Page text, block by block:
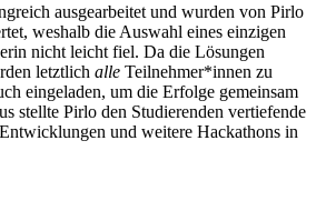
ausgearbeitet und wurden von Pirlo
weshalb die Auswahl eines einzigen
nicht leicht fiel. Da die Lösungen
letztlich alle Teilnehmer*innen zu
eingeladen, um die Erfolge gemeinsam
stellte Pirlo den Studierenden vertiefende
und weitere Hackathons in